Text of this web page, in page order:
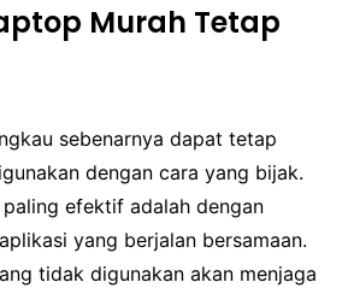
Murah Tetap
sebenarnya dapat tetap
dengan cara yang bijak.
efektif adalah dengan
yang berjalan bersamaan.
tidak digunakan akan menjaga